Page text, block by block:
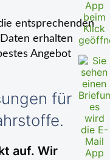
entsprechenden
erhalten
Angebot
für
auf. Wir